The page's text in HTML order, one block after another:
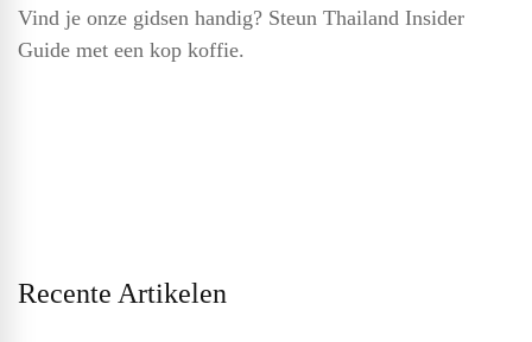
Vind je onze gidsen handig? Steun Thailand Insider
Guide met een kop koffie.
Recente Artikelen